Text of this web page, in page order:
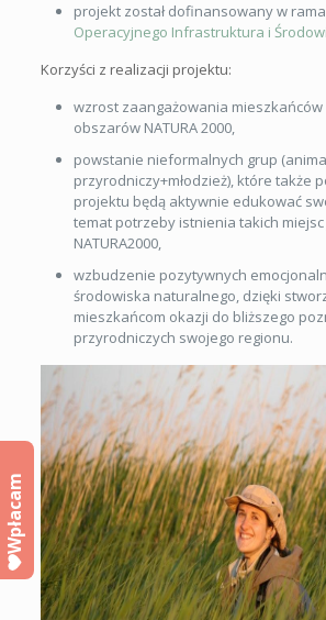
projekt został dofinansowany w
Operacyjnego Infrastruktura i
Korzyści z realizacji projektu:
wzrost zaangażowania mieszkańców
obszarów NATURA 2000,
powstanie nieformalnych grup
przyrodniczy+młodzież), które także
projektu będą aktywnie edukować
temat potrzeby istnienia takich
NATURA2000,
wzbudzenie pozytywnych
środowiska naturalnego, dzięki
mieszkańcom okazji do bliższego
przyrodniczych swojego regionu.
Wpłacam